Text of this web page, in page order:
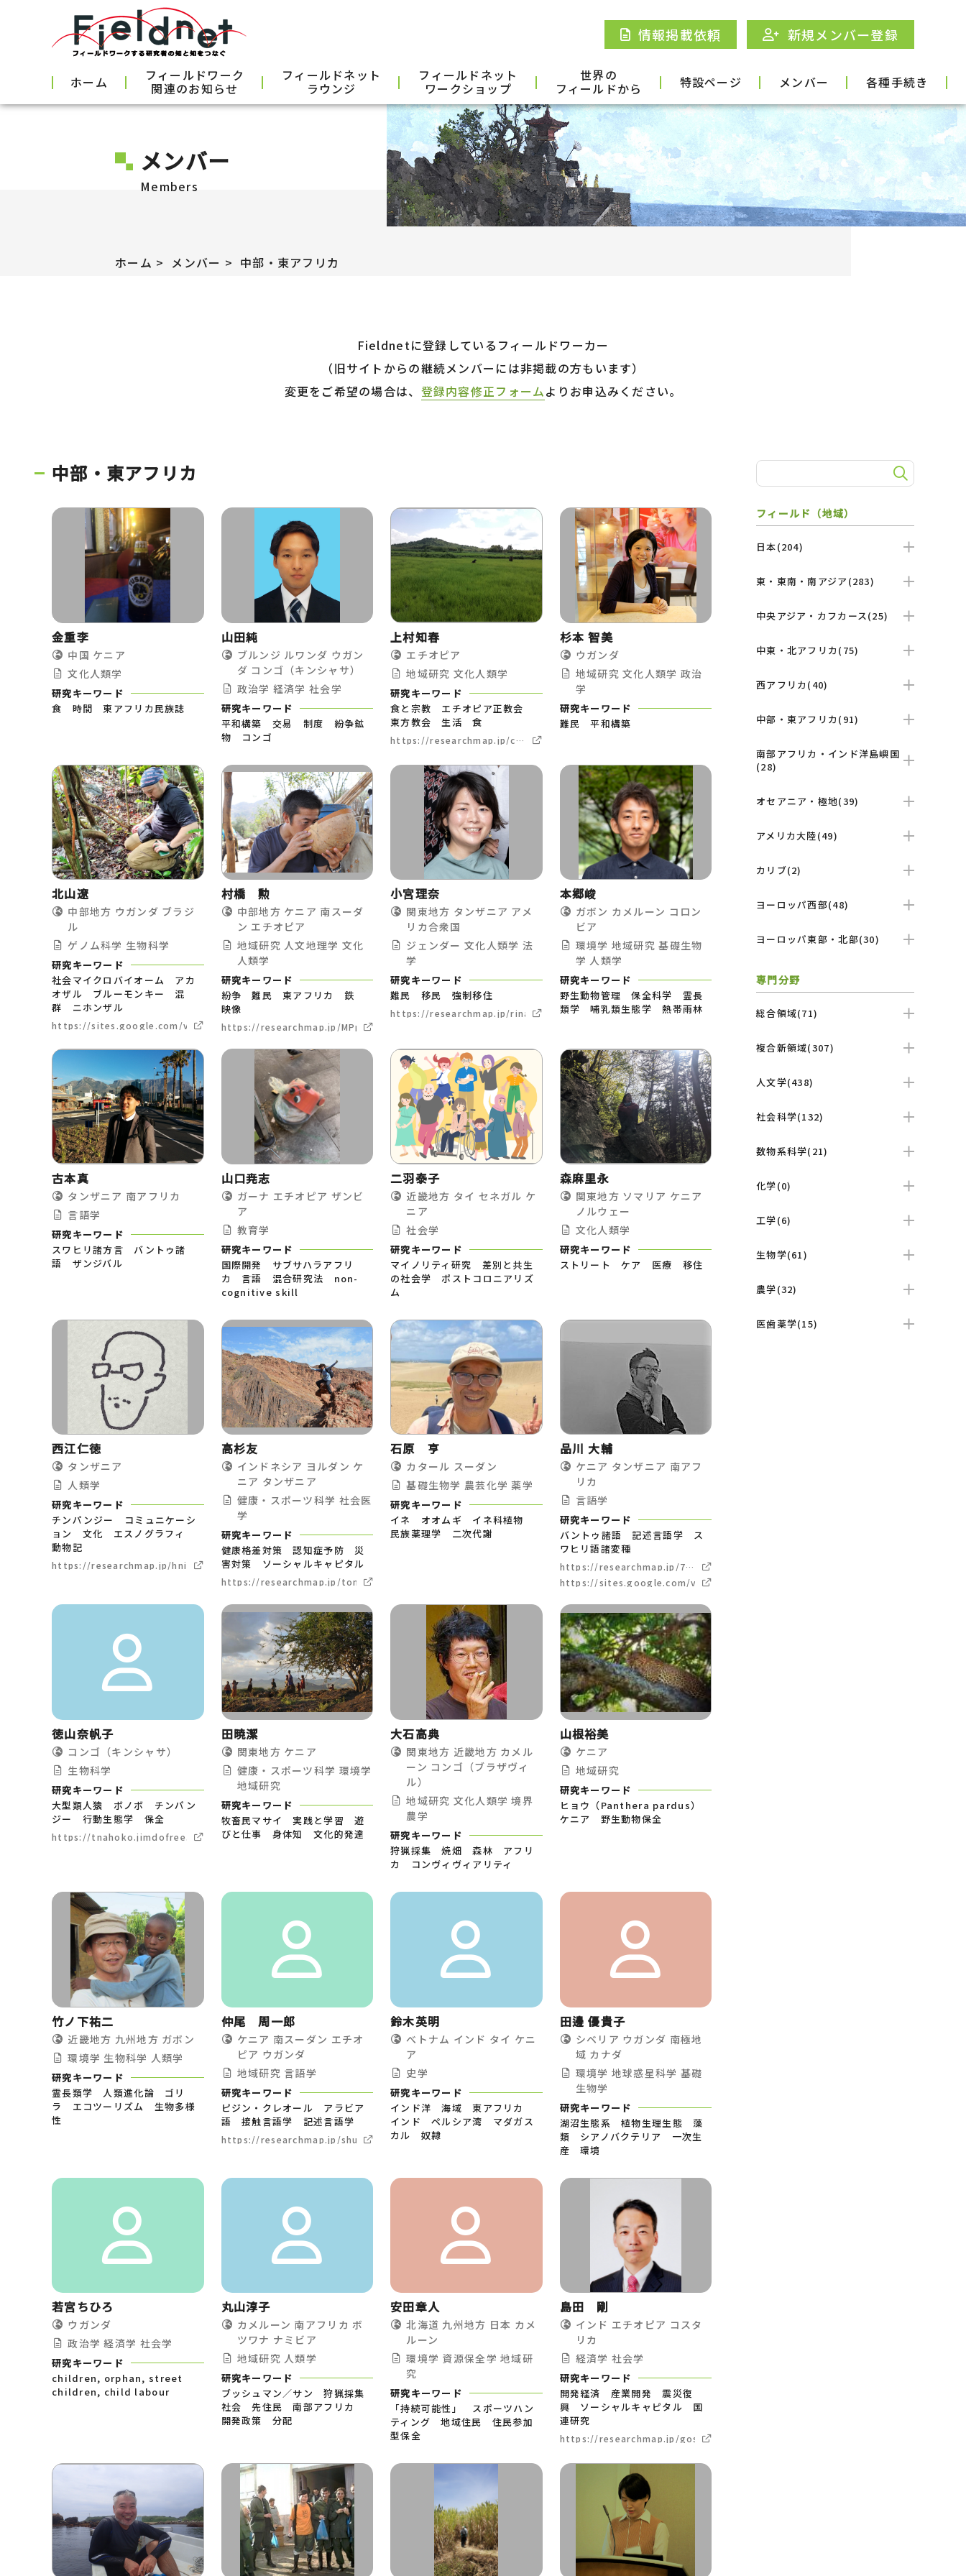
情報掲載依頼 新規メンバー登録
ホーム フィールドワーク
関連のお知らせ
フィールドネット
ラウンジ
フィールドネット
ワークショップ
世界の
フィールドから 特設ページ メンバー 各種手続き
メンバー
Members
ホーム メンバー 中部・東アフリカ
Fieldnetに登録しているフィールドワーカー
（旧サイトからの継続メンバーには非掲載の方もいます）
変更をご希望の場合は、 登録内容修正フォームよりお申込みください。
中部・東アフリカ
金重李
中国 ケニア
文化人類学
研究キーワード
食 時間 東アフリカ民族誌
山田純
ブルンジ ルワンダ ウガン
ダ コンゴ（キンシャサ）
政治学 経済学 社会学
研究キーワード
平和構築 交易 制度 紛争鉱
物 コンゴ
上村知春
エチオピア
地域研究 文化人類学
研究キーワード
食と宗教 エチオピア正教会
東方教会 生活 食
https://researchmap.jp/chiharu-
kamimura
杉本 智美
ウガンダ
地域研究 文化人類学 政治
学
研究キーワード
難民 平和構築
北山遼
中部地方 ウガンダ ブラジ
ル
ゲノム科学 生物科学
研究キーワード
社会マイクロバイオーム アカ
オザル ブルーモンキー 混
群 ニホンザル
https://sites.google.com/view/harukakitayama
村橋 勲
中部地方 ケニア 南スーダ
ン エチオピア
地域研究 人文地理学 文化
人類学
研究キーワード
紛争 難民 東アフリカ 鉄
映像
https://researchmap.jp/MPpuD1fUK0TqrN43
小宮理奈
関東地方 タンザニア アメ
リカ合衆国
ジェンダー 文化人類学 法
学
研究キーワード
難民 移民 強制移住
https://researchmap.jp/rina_komiya
本郷峻
ガボン カメルーン コロン
ビア
環境学 地域研究 基礎生物
学 人類学
研究キーワード
野生動物管理 保全科学 霊長
類学 哺乳類生態学 熱帯雨林
古本真
タンザニア 南アフリカ
言語学
研究キーワード
スワヒリ諸方言 バントゥ諸
語 ザンジバル
山口尭志
ガーナ エチオピア ザンビ
ア
教育学
研究キーワード
国際開発 サブサハラアフリ
カ 言語 混合研究法 non-
cognitive skill
二羽泰子
近畿地方 タイ セネガル ケ
ニア
社会学
研究キーワード
マイノリティ研究 差別と共生
の社会学 ポストコロニアリズ
ム
森麻里永
関東地方 ソマリア ケニア
ノルウェー
文化人類学
研究キーワード
ストリート ケア 医療 移住
西江仁徳
タンザニア
人類学
研究キーワード
チンパンジー コミュニケーシ
ョン 文化 エスノグラフィ
動物記
https://researchmap.jp/hnishie
高杉友
インドネシア ヨルダン ケ
ニア タンザニア
健康・スポーツ科学 社会医
学
研究キーワード
健康格差対策 認知症予防 災
害対策 ソーシャルキャピタル
https://researchmap.jp/tomo_takasugi
石原 亨
カタール スーダン
基礎生物学 農芸化学 薬学
研究キーワード
イネ オオムギ イネ科植物
民族薬理学 二次代謝
品川 大輔
ケニア タンザニア 南アフ
リカ
言語学
研究キーワード
バントゥ諸語 記述言語学 ス
ワヒリ語諸変種
https://researchmap.jp/7000015679?
https://sites.google.com/view/renelda/home
徳山奈帆子
コンゴ（キンシャサ）
生物科学
研究キーワード
大型類人猿 ボノボ チンパン
ジー 行動生態学 保全
https://tnahoko.jimdofree.com/
田暁潔
関東地方 ケニア
健康・スポーツ科学 環境学
地域研究
研究キーワード
牧畜民マサイ 実践と学習 遊
びと仕事 身体知 文化的発達
大石高典
関東地方 近畿地方 カメル
ーン コンゴ（ブラザヴィ
ル）
地域研究 文化人類学 境界
農学
研究キーワード
狩猟採集 焼畑 森林 アフリ
カ コンヴィヴィアリティ
山根裕美
ケニア
地域研究
研究キーワード
ヒョウ（Panthera pardus）
ケニア 野生動物保全
竹ノ下祐二
近畿地方 九州地方 ガボン
環境学 生物科学 人類学
研究キーワード
霊長類学 人類進化論 ゴリ
ラ エコツーリズム 生物多様
性
仲尾 周一郎
ケニア 南スーダン エチオ
ピア ウガンダ
地域研究 言語学
研究キーワード
ピジン・クレオール アラビア
語 接触言語学 記述言語学
https://researchmap.jp/shuichiro.nakao/
鈴木英明
べトナム インド タイ ケニ
ア
史学
研究キーワード
インド洋 海域 東アフリカ
インド ペルシア湾 マダガス
カル 奴隷
田邊 優貴子
シベリア ウガンダ 南極地
域 カナダ
環境学 地球惑星科学 基礎
生物学
研究キーワード
湖沼生態系 植物生理生態 藻
類 シアノバクテリア 一次生
産 環境
若宮ちひろ
ウガンダ
政治学 経済学 社会学
研究キーワード
children, orphan, street
children, child labour
丸山淳子
カメルーン 南アフリカ ボ
ツワナ ナミビア
地域研究 人類学
研究キーワード
ブッシュマン／サン 狩猟採集
社会 先住民 南部アフリカ
開発政策 分配
安田章人
北海道 九州地方 日本 カメ
ルーン
環境学 資源保全学 地域研
究
研究キーワード
「持続可能性」 スポーツハン
ティング 地域住民 住民参加
型保全
島田 剛
インド エチオピア コスタ
リカ
経済学 社会学
研究キーワード
開発経済 産業開発 震災復
興 ソーシャルキャピタル 国
連研究
https://researchmap.jp/goshimada
フィールド（地域）
日本(204)
東・東南・南アジア(283)
中央アジア・カフカース(25)
中東・北アフリカ(75)
西アフリカ(40)
中部・東アフリカ(91)
南部アフリカ・インド洋島嶼国
(28)
オセアニア・極地(39)
アメリカ大陸(49)
カリブ(2)
ヨーロッパ西部(48)
ヨーロッパ東部・北部(30)
専門分野
総合領域(71)
複合新領域(307)
人文学(438)
社会科学(132)
数物系科学(21)
化学(0)
工学(6)
生物学(61)
農学(32)
医歯薬学(15)